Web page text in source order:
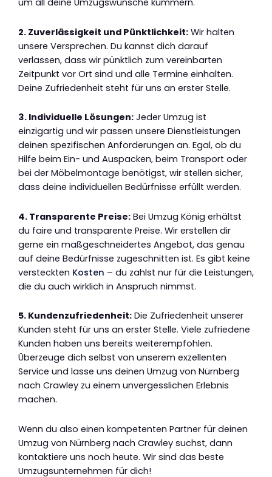
um all deine Umzugswünsche kümmern.
2. Zuverlässigkeit und Pünktlichkeit: Wir halten
unsere Versprechen. Du kannst dich darauf
verlassen, dass wir pünktlich zum vereinbarten
Zeitpunkt vor Ort sind und alle Termine einhalten.
Deine Zufriedenheit steht für uns an erster Stelle.
3. Individuelle Lösungen: Jeder Umzug ist
einzigartig und wir passen unsere Dienstleistungen
deinen spezifischen Anforderungen an. Egal, ob du
Hilfe beim Ein- und Auspacken, beim Transport oder
bei der Möbelmontage benötigst, wir stellen sicher,
dass deine individuellen Bedürfnisse erfüllt werden.
4. Transparente Preise: Bei Umzug König erhältst
du faire und transparente Preise. Wir erstellen dir
gerne ein maßgeschneidertes Angebot, das genau
auf deine Bedürfnisse zugeschnitten ist. Es gibt keine
versteckten Kosten – du zahlst nur für die Leistungen,
die du auch wirklich in Anspruch nimmst.
5. Kundenzufriedenheit: Die Zufriedenheit unserer
Kunden steht für uns an erster Stelle. Viele zufriedene
Kunden haben uns bereits weiterempfohlen.
Überzeuge dich selbst von unserem exzellenten
Service und lasse uns deinen Umzug von Nürnberg
nach Crawley zu einem unvergesslichen Erlebnis
machen.
Wenn du also einen kompetenten Partner für deinen
Umzug von Nürnberg nach Crawley suchst, dann
kontaktiere uns noch heute. Wir sind das beste
Umzugsunternehmen für dich!